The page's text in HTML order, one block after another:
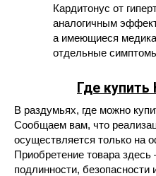
Кардитонус от
аналогичным
а имеющиеся
отдельные
Где купить
В раздумьях, где можно
Сообщаем вам, что
осуществляется только на
Приобретение товара здесь
подлинности,